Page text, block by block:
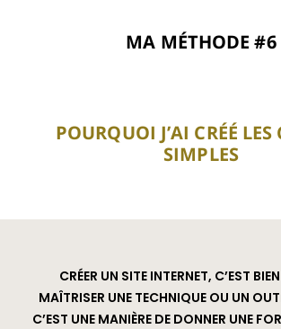
MA MÉTHODE #6
POURQUOI J’AI CRÉÉ LES
SIMPLES
CRÉER UN SITE INTERNET, C’EST
MAÎTRISER UNE TECHNIQUE OU UN
C’EST UNE MANIÈRE DE DONNER UNE